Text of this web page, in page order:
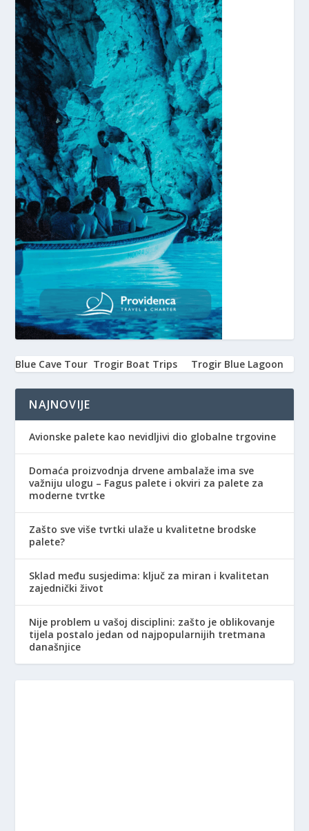
Blue Cave Tour Trogir Boat Trips Trogir Blue Lagoon
NAJNOVIJE
Avionske palete kao nevidljivi dio globalne trgovine
Domaća proizvodnja drvene ambalaže ima sve
važniju ulogu – Fagus palete i okviri za palete za
moderne tvrtke
Zašto sve više tvrtki ulaže u kvalitetne brodske
palete?
Sklad među susjedima: ključ za miran i kvalitetan
zajednički život
Nije problem u vašoj disciplini: zašto je oblikovanje
tijela postalo jedan od najpopularnijih tretmana
današnjice